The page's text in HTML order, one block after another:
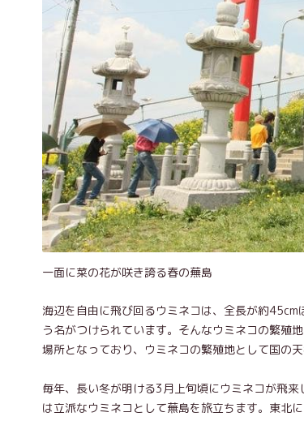
一面に菜の花が咲き誇る春の蕪島
海辺を自由に飛び回るウミネコは、全長が約
う名がつけられています。そんなウミネコの繁殖
場所となっており、ウミネコの繁殖地として国の
毎年、長い冬が明ける3月上旬頃にウミネコが飛
は立派なウミネコとして蕪島を旅立ちます。東北